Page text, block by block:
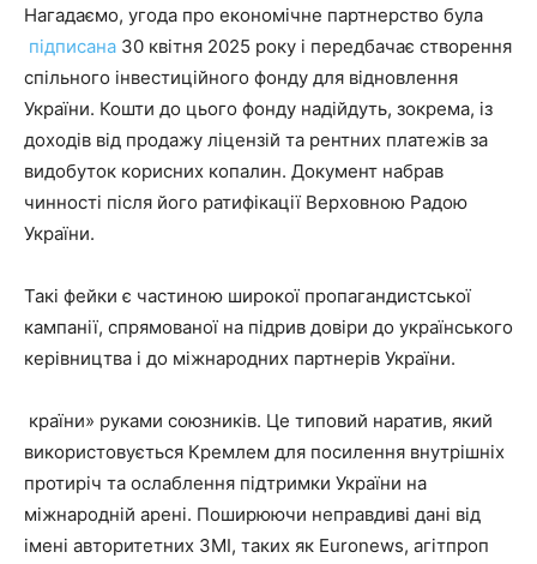
Нагадаємо, угода про економічне партнерство була
підписана 30 квітня 2025 року і передбачає створення
спільного інвестиційного фонду для відновлення
України. Кошти до цього фонду надійдуть, зокрема, із
доходів від продажу ліцензій та рентних платежів за
видобуток корисних копалин. Документ набрав
чинності після його ратифікації Верховною Радою
України.
Такі фейки є частиною широкої пропагандистської
кампанії, спрямованої на підрив довіри до українського
керівництва і до міжнародних партнерів України.
країни» руками союзників. Це типовий наратив, який
використовується Кремлем для посилення внутрішніх
протиріч та ослаблення підтримки України на
міжнародній арені. Поширюючи неправдиві дані від
імені авторитетних ЗМІ, таких як Euronews, агітпроп